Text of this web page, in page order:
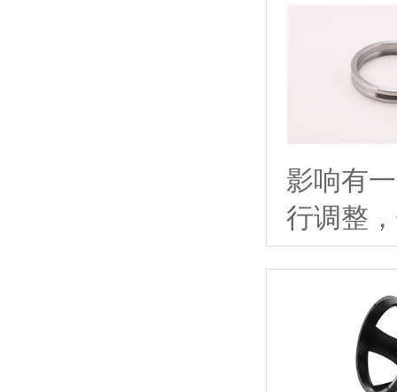
影响有
行调整